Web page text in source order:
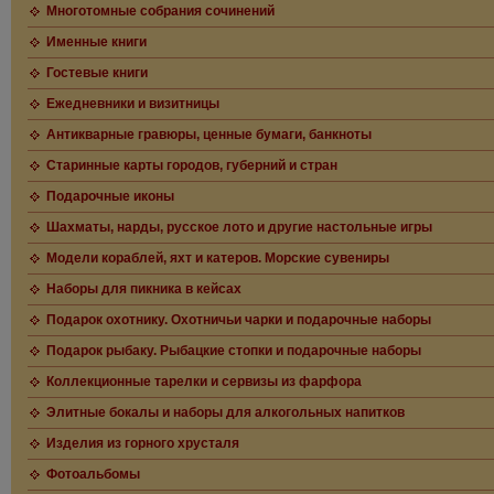
Многотомные собрания сочинений
Именные книги
Гостевые книги
Ежедневники и визитницы
Антикварные гравюры, ценные бумаги, банкноты
Старинные карты городов, губерний и стран
Подарочные иконы
Шахматы, нарды, русское лото и другие настольные игры
Модели кораблей, яхт и катеров. Морские сувениры
Наборы для пикника в кейсах
Подарок охотнику. Охотничьи чарки и подарочные наборы
Подарок рыбаку. Рыбацкие стопки и подарочные наборы
Коллекционные тарелки и сервизы из фарфора
Элитные бокалы и наборы для алкогольных напитков
Изделия из горного хрусталя
Фотоальбомы